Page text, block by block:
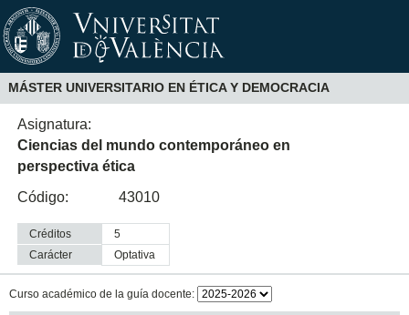
MÁSTER UNIVERSITARIO EN ÉTICA Y DEMOCRACIA
Asignatura:
Ciencias del mundo contemporáneo en
perspectiva ética
Código:
43010
Créditos
5
Carácter
optativa
Curso académico de la guía docente: